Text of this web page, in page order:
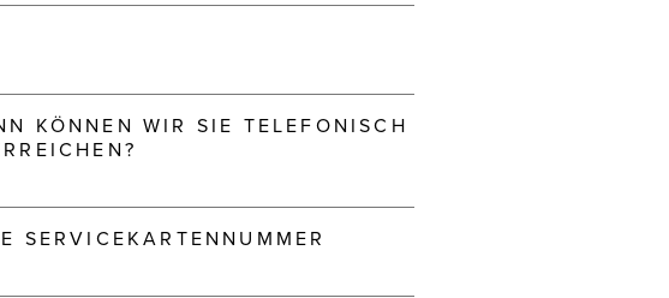
KÖNNEN WIR SIE TELEFONISCH
SERVICEKARTENNUMMER